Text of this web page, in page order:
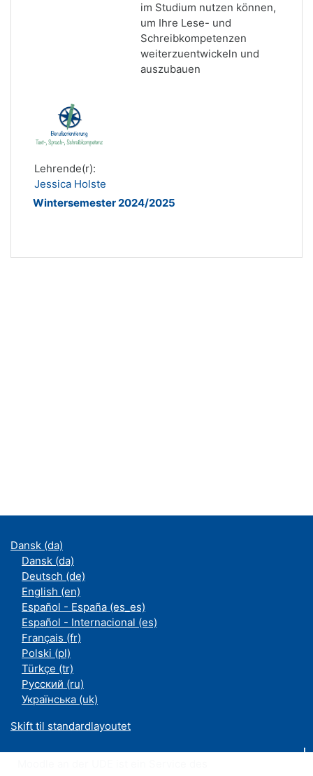
im Studium nutzen können,
um Ihre Lese- und
Schreibkompetenzen
weiterzuentwickeln und
auszubauen
Lehrende(r):
Jessica Holste
Wintersemester 2024/2025
Dansk ‎(da)‎
Dansk ‎(da)‎
Deutsch ‎(de)‎
English ‎(en)‎
Español - España ‎(es_es)‎
Español - Internacional ‎(es)‎
Français ‎(fr)‎
Polski ‎(pl)‎
Türkçe ‎(tr)‎
Русский ‎(ru)‎
Українська ‎(uk)‎
Skift til standardlayoutet